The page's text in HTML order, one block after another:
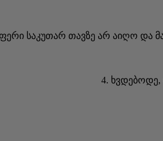
საკუთარ თავზე არ აიღო და
4. ხვდებოდე,